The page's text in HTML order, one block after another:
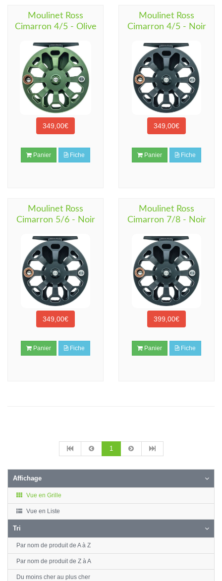
Moulinet Ross
Cimarron 4/5 - Olive
349,00€
Panier Fiche
Moulinet Ross
Cimarron 4/5 - Noir
349,00€
Panier Fiche
Moulinet Ross
Cimarron 5/6 - Noir
349,00€
Panier Fiche
Moulinet Ross
Cimarron 7/8 - Noir
399,00€
Panier Fiche
1
Affichage
Vue en Grille
Vue en Liste
Tri
Par nom de produit de A à Z
Par nom de produit de Z à A
Du moins cher au plus cher